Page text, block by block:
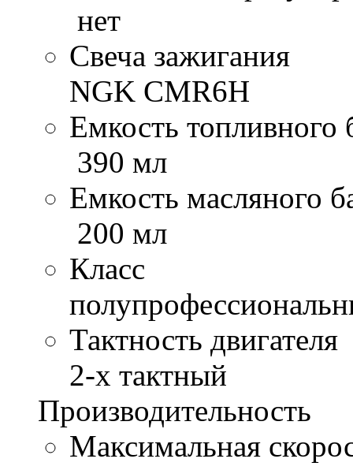
нет
Свеча зажигания
NGK CMR6H
Емкость топливного
390 мл
Емкость масляного
200 мл
Класс
Тактность двигателя
2-х тактный
Производительность
Максимальная